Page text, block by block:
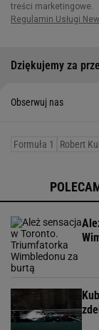
Dziękujemy za
Obserwuj nas
Formuła 1 Robert